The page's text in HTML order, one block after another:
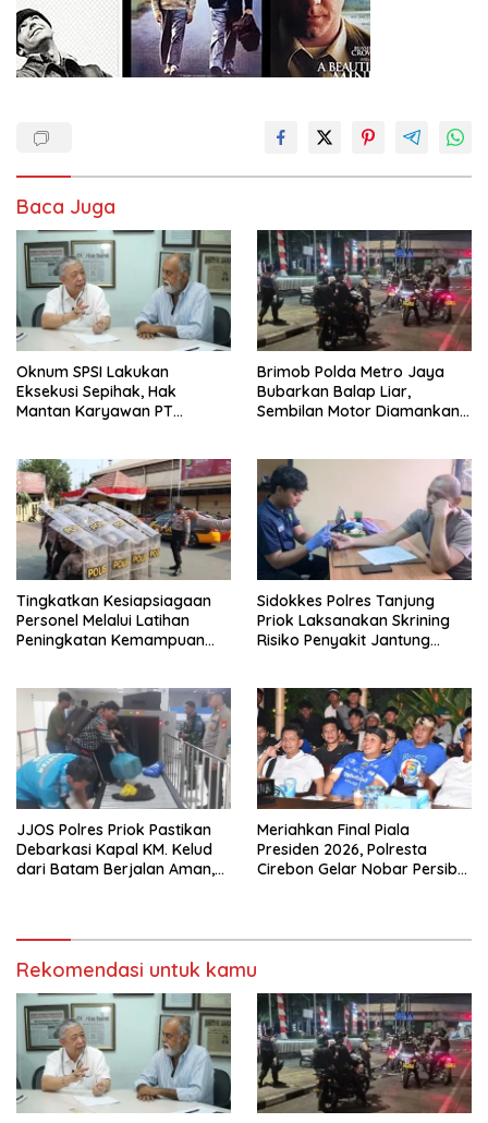
Baca Juga
Oknum SPSI Lakukan
Eksekusi Sepihak, Hak
Mantan Karyawan PT
Brimob Polda Metro Jaya
Bubarkan Balap Liar,
Sembilan Motor Diamankan
Tingkatkan Kesiapsiagaan
Personel Melalui Latihan
Peningkatan Kemampuan
Sidokkes Polres Tanjung
Priok Laksanakan Skrining
Risiko Penyakit Jantung
JJOS Polres Priok Pastikan
Debarkasi Kapal KM. Kelud
dari Batam Berjalan Aman,
Meriahkan Final Piala
Presiden 2026, Polresta
Cirebon Gelar Nobar Persib
Rekomendasi untuk kamu